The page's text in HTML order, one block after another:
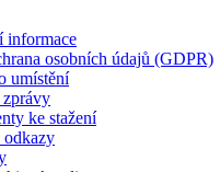
informace
osobních údajů (GDPR)
umístění
ke stažení
odkazy